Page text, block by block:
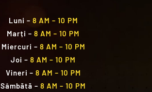
Luni – 8 AM – 10 PM
Marți – 8 AM – 10 PM
Miercuri – 8 AM – 10 PM
Joi – 8 AM – 10 PM
Vineri – 8 AM – 10 PM
Sâmbătă – 8 AM – 10 PM